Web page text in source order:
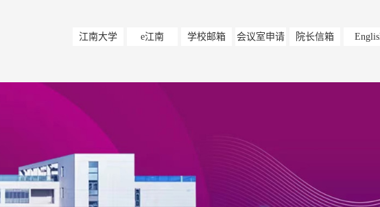
江南大学 e江南 学校邮箱 会议室申请 院长信箱